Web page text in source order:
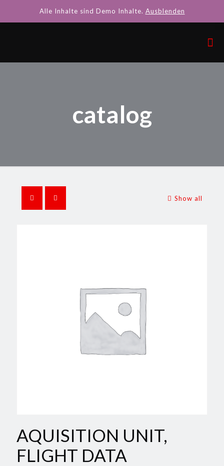
catalog
Show all
AQUISITION UNIT,
FLIGHT DATA
Alle Inhalte sind Demo Inhalte. Ausblenden